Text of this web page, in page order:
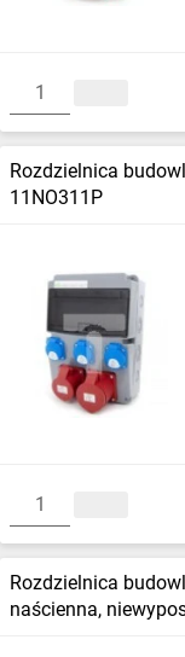
Rozdzielnica
11NO311P
Rozdzielnica
naścienna,